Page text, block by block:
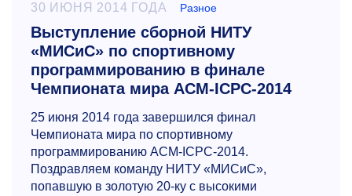
30 ИЮНЯ 2014 ГОДА Разное
Выступление сборной НИТУ
«МИСиС» по спортивному
программированию в финале
Чемпионата мира ACM-ICPC-2014
25 июня 2014 года завершился финал
Чемпионата мира по спортивному
программированию ACM-ICPC-2014.
Поздравляем команду НИТУ «МИСиС»,
попавшую в золотую 20-ку с высокими